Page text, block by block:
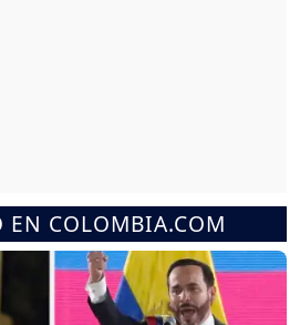
EN COLOMBIA.COM